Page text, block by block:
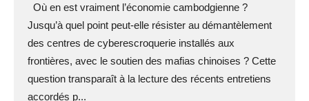
Où en est vraiment l’économie cambodgienne ?
Jusqu’à quel point peut-elle résister au démantèlement
des centres de cyberescroquerie installés aux
frontières, avec le soutien des mafias chinoises ? Cette
question transparaît à la lecture des récents entretiens
accordés p...